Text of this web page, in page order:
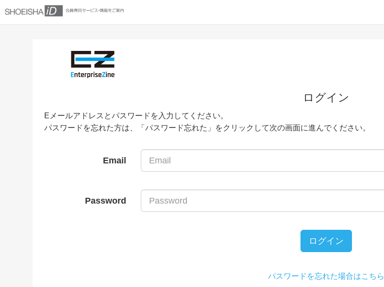
ログイン
Eメールアドレスとパスワードを入力してください。
パスワードを忘れた方は、「パスワード忘れた」をクリックして次の画面に進んでください。
Email
Password
ログイン
パスワードを忘れた場合はこちら